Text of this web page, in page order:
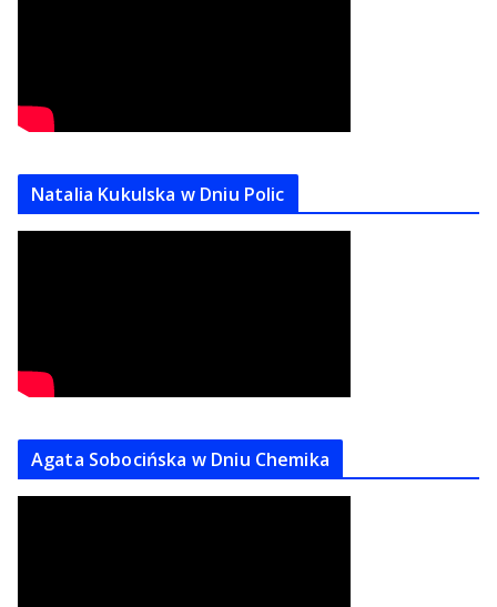
Natalia Kukulska w Dniu Polic
Agata Sobocińska w Dniu Chemika